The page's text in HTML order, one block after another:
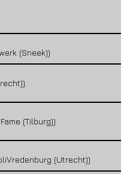
(Sneek))
(Tilburg))
(Utrecht))